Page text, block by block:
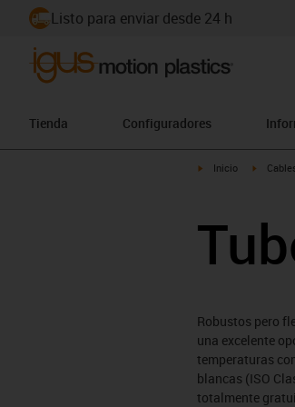
Listo para enviar desde 24 h
Tienda Configuradores
igus-icon-arrow-right
Inicio igus-
Robustos pero
una excelente
temperaturas
blancas (ISO
totalmente